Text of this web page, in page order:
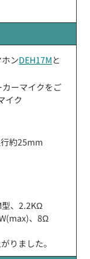
ンDEH17Mと
ーマイクをご
イク
約25mm
型、2.2KΩ
、8Ω
りました。